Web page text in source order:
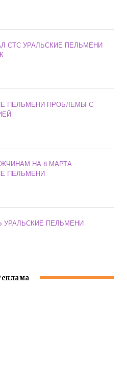
СТС УРАЛЬСКИЕ ПЕЛЬМЕНИ
ПЕЛЬМЕНИ ПРОБЛЕМЫ С
НА 8 МАРТА
ПЕЛЬМЕНИ
УРАЛЬСКИЕ ПЕЛЬМЕНИ